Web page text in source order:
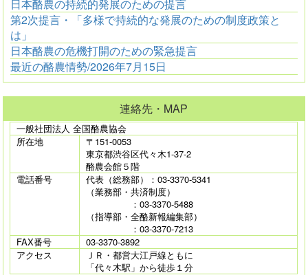
日本酪農の持続的発展のための提言
第2次提言・「多様で持続的な発展のための制度政策と
は」
日本酪農の危機打開のための緊急提言
最近の酪農情勢/2026年7月15日
連絡先・MAP
一般社団法人 全国酪農協会
所在地
〒151-0053
東京都渋谷区代々木1-37-2
酪農会館５階
電話番号
代表（総務部）：03-3370-5341
（業務部・共済制度）
：03-3370-5488
（指導部・全酪新報編集部）
：03-3370-7213
FAX番号
03-3370-3892
アクセス
ＪＲ・都営大江戸線ともに
「代々木駅」から徒歩１分